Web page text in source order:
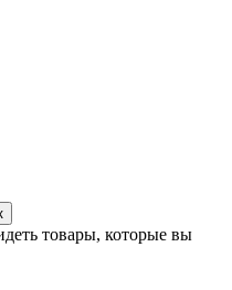
товары, которые вы